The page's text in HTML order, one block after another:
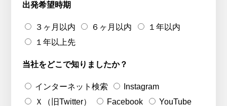
出発希望時期
３ヶ月以内 ６ヶ月以内
１年以内
１年以上先
当社をどこで知りましたか？
インターネット検索
Instagram
Ｘ（旧Twitter）
Facebook
YouTube